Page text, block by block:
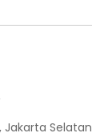
Jakarta Selatan